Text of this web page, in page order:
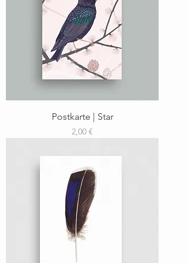
Postkarte | Star
Preis
2,00 €